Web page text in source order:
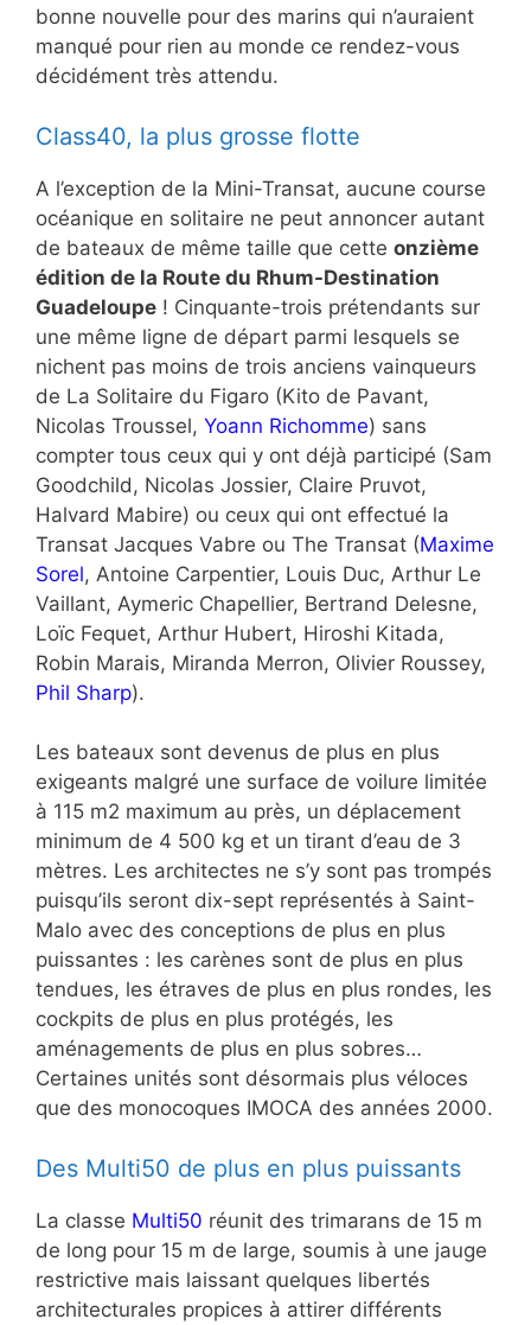
bonne nouvelle pour des marins qui n’auraient
manqué pour rien au monde ce rendez-vous
décidément très attendu.
Class40, la plus grosse flotte
A l’exception de la Mini-Transat, aucune course
océanique en solitaire ne peut annoncer autant
de bateaux de même taille que cette onzième
édition de la Route du Rhum-Destination
Guadeloupe ! Cinquante-trois prétendants sur
une même ligne de départ parmi lesquels se
nichent pas moins de trois anciens vainqueurs
de La Solitaire du Figaro (Kito de Pavant,
Nicolas Troussel, Yoann Richomme) sans
compter tous ceux qui y ont déjà participé (Sam
Goodchild, Nicolas Jossier, Claire Pruvot,
Halvard Mabire) ou ceux qui ont effectué la
Transat Jacques Vabre ou The Transat (Maxime
Sorel, Antoine Carpentier, Louis Duc, Arthur Le
Vaillant, Aymeric Chapellier, Bertrand Delesne,
Loïc Fequet, Arthur Hubert, Hiroshi Kitada,
Robin Marais, Miranda Merron, Olivier Roussey,
Phil Sharp).
Les bateaux sont devenus de plus en plus
exigeants malgré une surface de voilure limitée
à 115 m2 maximum au près, un déplacement
minimum de 4 500 kg et un tirant d’eau de 3
mètres. Les architectes ne s’y sont pas trompés
puisqu’ils seront dix-sept représentés à Saint-
Malo avec des conceptions de plus en plus
puissantes : les carènes sont de plus en plus
tendues, les étraves de plus en plus rondes, les
cockpits de plus en plus protégés, les
aménagements de plus en plus sobres…
Certaines unités sont désormais plus véloces
que des monocoques IMOCA des années 2000.
Des Multi50 de plus en plus puissants
La classe Multi50 réunit des trimarans de 15 m
de long pour 15 m de large, soumis à une jauge
restrictive mais laissant quelques libertés
architecturales propices à attirer différents